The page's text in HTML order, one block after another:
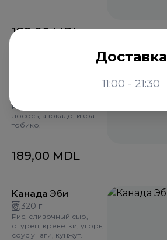
Доставка
11:00 - 21:30
189,00MDL
Рис, сливочный сыр,
лосось, авокадо, икра
тобико.
189,00 MDL
Канада Эби
320 г
Рис, сливочный сыр,
огурец, креветки, угорь,
соус унаги, кунжут.